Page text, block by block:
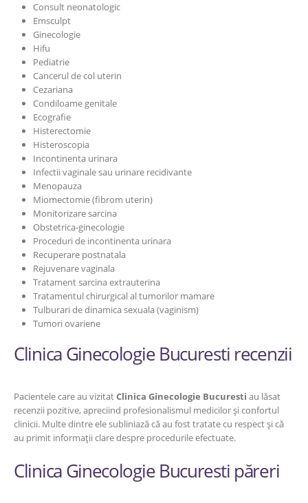
Consult neonatologic
Emsculpt
Ginecologie
Hifu
Pediatrie
Cancerul de col uterin
Cezariana
Condiloame genitale
Ecografie
Histerectomie
Histeroscopia
Incontinenta urinara
Infectii vaginale sau urinare recidivante
Menopauza
Miomectomie (fibrom uterin)
Monitorizare sarcina
Obstetrica-ginecologie
Proceduri de incontinenta urinara
Recuperare postnatala
Rejuvenare vaginala
Tratament sarcina extrauterina
Tratamentul chirurgical al tumorilor mamare
Tulburari de dinamica sexuala (vaginism)
Tumori ovariene
Clinica Ginecologie Bucuresti recenzii
Pacientele care au vizitatClinica Ginecologie Bucuresti au lăsat
recenzii pozitive, apreciind profesionalismul medicilor și confortul
clinicii. Multe dintre ele subliniază că au fost tratate cu respect și că
au primit informații clare despre procedurile efectuate.
Clinica Ginecologie Bucuresti păreri